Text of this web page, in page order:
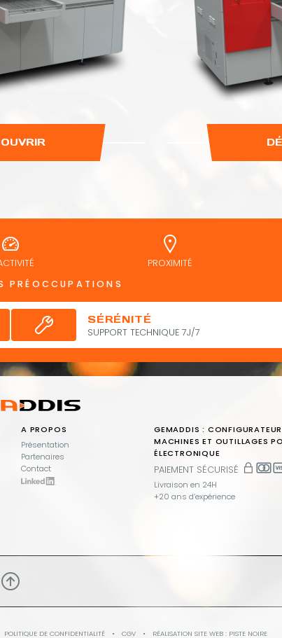
PROXIMITÉ
PRÉOCCUPATIONS
SÉRÉNITÉ
SUPPORT TECHNIQUE 7J/7
A PROPOS
Présentation
Partenaires
Contact
GEMADDIS :
MACHINES ET OUTILLAGES
ÉLECTRONIQUE
PAIEMENT SÉCURISÉ
Livraison en 24H
+20 ans d’expérience
POLITIQUE DE CONFIDENTIALITÉ • CGV • RÉALISATION SITE WEB : PISTE NOIRE